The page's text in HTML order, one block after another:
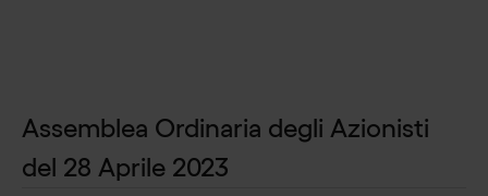
Assemblea Ordinaria degli Azionisti
del 28 Aprile 2023